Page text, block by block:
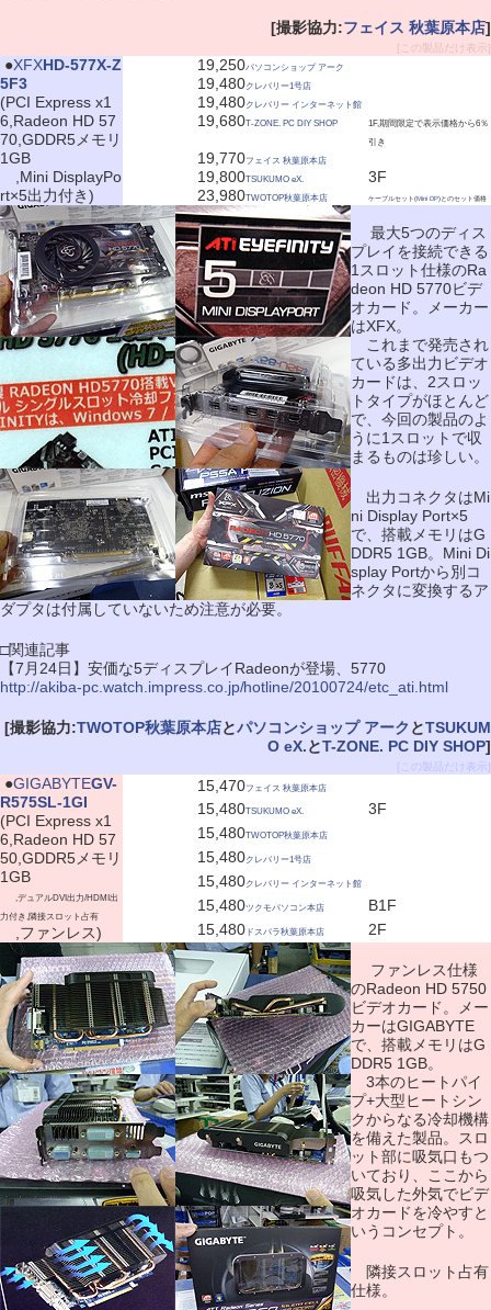
[撮影協力:フェイス 秋葉原本店]
[この製品だけ表示]
●XFXHD-577X-Z
5F3
(PCI Express x1
6,Radeon HD 57
70,GDDR5メモリ
1GB
,Mini DisplayPo
rt×5出力付き)
19,250パソコンショップ アーク
19,480クレバリー1号店
19,480クレバリー インターネット館
19,680T-ZONE. PC DIY SHOP
1F,期間限定で表示価格から6％
引き
19,770フェイス 秋葉原本店
19,800TSUKUMO eX.
3F
23,980TWOTOP秋葉原本店 ケーブルセット(Mini DP)とのセット価格
最大5つのディス
プレイを接続できる
1スロット仕様のRa
deon HD 5770ビデ
オカード。メーカー
はXFX。
これまで発売され
ている多出力ビデオ
カードは、2スロッ
トタイプがほとんど
で、今回の製品のよ
うに1スロットで収
まるものは珍しい。
出力コネクタはMi
ni Display Port×5
で、搭載メモリはG
DDR5 1GB。Mini Di
splay Portから別コ
ネクタに変換するア
ダプタは付属していないため注意が必要。
□関連記事
【7月24日】安価な5ディスプレイRadeonが登場、5770
http://akiba-pc.watch.impress.co.jp/hotline/20100724/etc_ati.html
[撮影協力:TWOTOP秋葉原本店とパソコンショップ アーク とTSUKUM
O eX.とT-ZONE. PC DIY SHOP]
[この製品だけ表示]
●GIGABYTEGV-
R575SL-1GI
(PCI Express x1
6,Radeon HD 57
50,GDDR5メモリ
1GB
,デュアルDVI出力/HDMI出
力付き,隣接スロット占有
,ファンレス)
15,470フェイス 秋葉原本店
15,480TSUKUMO eX.
3F
15,480TWOTOP秋葉原本店
15,480クレバリー1号店
15,480クレバリー インターネット館
15,480ツクモパソコン本店
B1F
15,480 ドスパラ秋葉原本店 2F
ファンレス仕様
のRadeon HD 5750
ビデオカード。メー
カーはGIGABYTE
で、搭載メモリはG
DDR5 1GB。
3本のヒートパイ
プ+大型ヒートシン
クからなる冷却機構
を備えた製品。スロ
ット部に吸気口もつ
いており、ここから
吸気した外気でビデ
オカードを冷やすと
いうコンセプト。
隣接スロット占有
仕様。